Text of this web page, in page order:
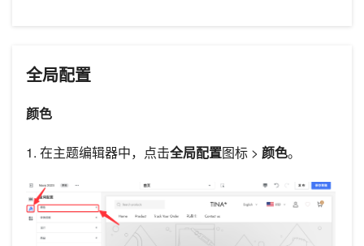
全局配置
颜色
1. 在主题编辑器中，点击全局配置图标 > 颜色。